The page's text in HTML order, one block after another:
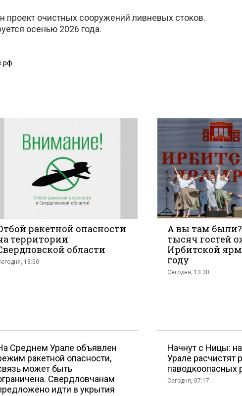
проект очистных сооружений ливневых стоков.
осенью 2026 года.
ракетной опасности
территории
области
13:50
А вы там были?
тысяч гостей
Ирбитской
году
Сегодня, 13:30
Среднем Урале объявлен
ракетной опасности,
может быть
Свердловчанам
идти в укрытия
Начнут с Ницы:
Урале расчистят
паводкоопасных
Сегодня, 07:17